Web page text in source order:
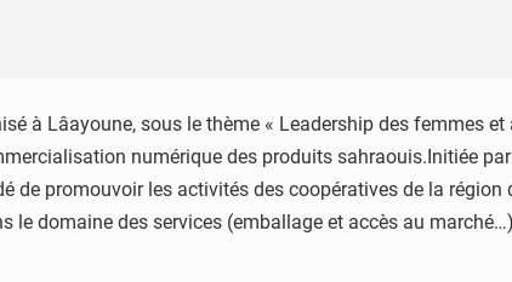
à Lâayoune, sous le thème « Leadership des femmes
numérique des produits sahraouis.Initiée
de promouvoir les activités des coopératives de la
le domaine des services (emballage et accès au